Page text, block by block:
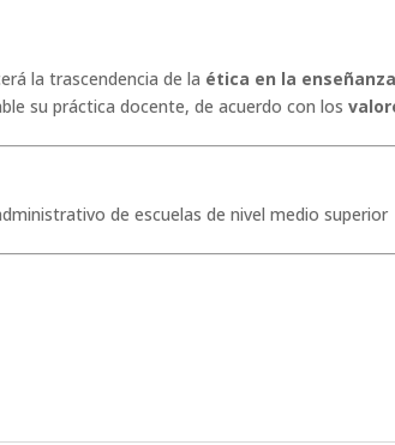
la trascendencia de la ética en la enseñanza
su práctica docente, de acuerdo con los
de escuelas de nivel medio superior